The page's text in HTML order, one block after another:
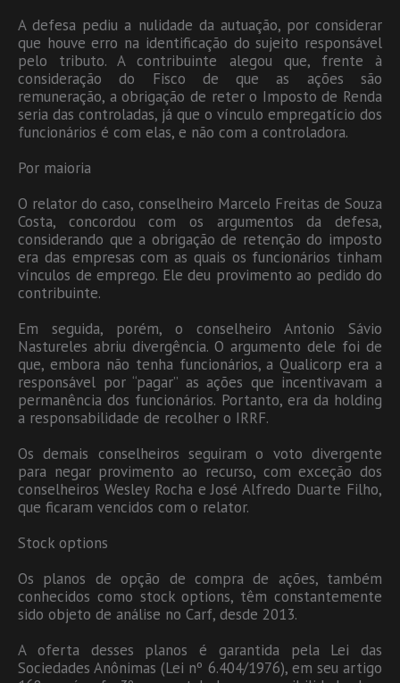
A defesa pediu a nulidade da autuação, por considerar
que houve erro na identificação do sujeito responsável
pelo tributo. A contribuinte alegou que, frente à
consideração do Fisco de que as ações são
remuneração, a obrigação de reter o Imposto de Renda
seria das controladas, já que o vínculo empregatício dos
funcionários é com elas, e não com a controladora.
Por maioria
O relator do caso, conselheiro Marcelo Freitas de Souza
Costa, concordou com os argumentos da defesa,
considerando que a obrigação de retenção do imposto
era das empresas com as quais os funcionários tinham
vínculos de emprego. Ele deu provimento ao pedido do
contribuinte.
Em seguida, porém, o conselheiro Antonio Sávio
Nastureles abriu divergência. O argumento dele foi de
que, embora não tenha funcionários, a Qualicorp era a
responsável por “pagar” as ações que incentivavam a
permanência dos funcionários. Portanto, era da holding
a responsabilidade de recolher o IRRF.
Os demais conselheiros seguiram o voto divergente
para negar provimento ao recurso, com exceção dos
conselheiros Wesley Rocha e José Alfredo Duarte Filho,
que ficaram vencidos com o relator.
Stock options
Os planos de opção de compra de ações, também
conhecidos como stock options, têm constantemente
sido objeto de análise no Carf, desde 2013.
A oferta desses planos é garantida pela Lei das
Sociedades Anônimas (Lei nº 6.404/1976), em seu artigo